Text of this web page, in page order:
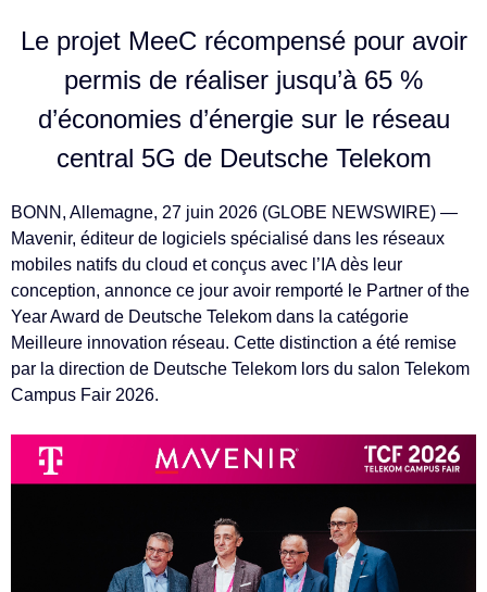
Le projet MeeC récompensé pour avoir
permis de réaliser jusqu’à 65 %
d’économies d’énergie sur le réseau
central 5G de Deutsche Telekom
BONN, Allemagne, 27 juin 2026 (GLOBE NEWSWIRE) —
Mavenir, éditeur de logiciels spécialisé dans les réseaux
mobiles natifs du cloud et conçus avec l’IA dès leur
conception, annonce ce jour avoir remporté le Partner of the
Year Award de Deutsche Telekom dans la catégorie
Meilleure innovation réseau. Cette distinction a été remise
par la direction de Deutsche Telekom lors du salon Telekom
Campus Fair 2026.